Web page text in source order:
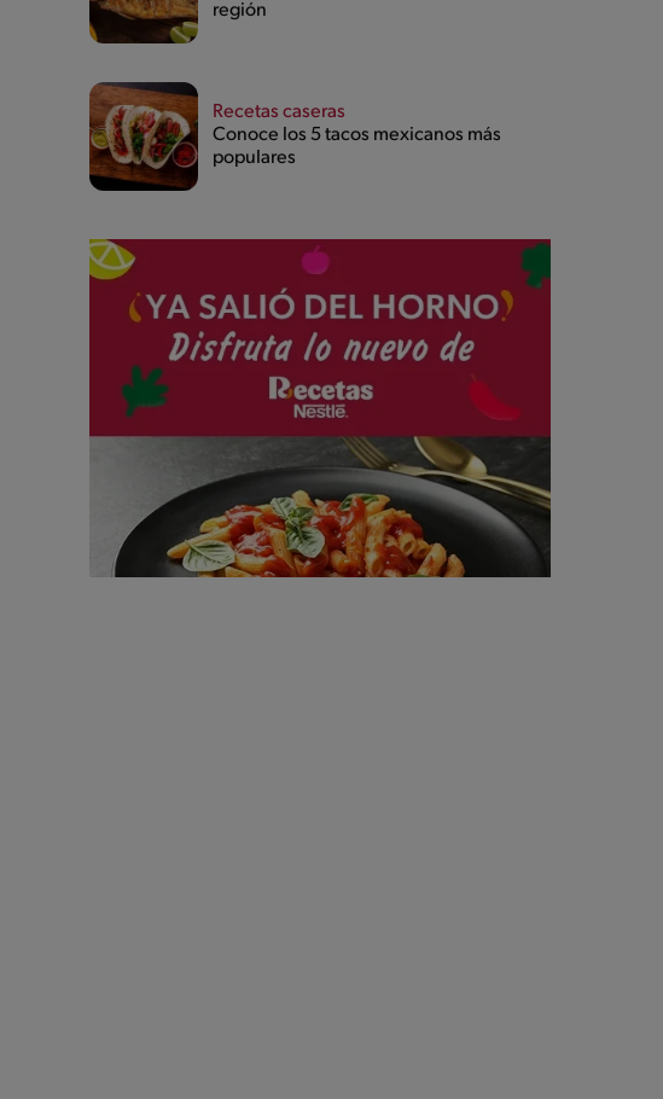
región
Recetas caseras
Conoce los 5 tacos mexicanos más
populares